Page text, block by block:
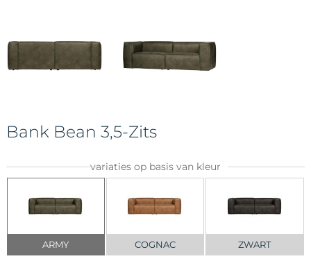
Bank Bean 3,5-Zits
variaties op basis van kleur
ARMY COGNAC ZWART